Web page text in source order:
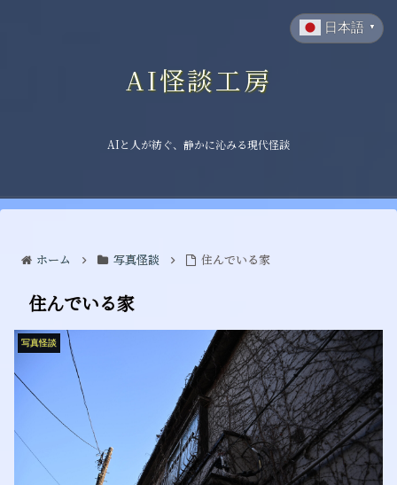
AI怪談工房
AIと人が紡ぐ、静かに沁みる現代怪談
ホーム 写真怪談 住んでいる家
住んでいる家
写真怪談
日本語 ▼